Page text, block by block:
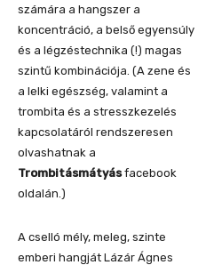
számára a hangszer a
koncentráció, a belső egyensúly
és a légzéstechnika (!) magas
szintű kombinációja. (A zene és
a lelki egészség, valamint a
trombita és a stresszkezelés
kapcsolatáról rendszeresen
olvashatnak a
Trombitásmátyásfacebook
oldalán.)
A cselló mély, meleg, szinte
emberi hangját Lázár Ágnes